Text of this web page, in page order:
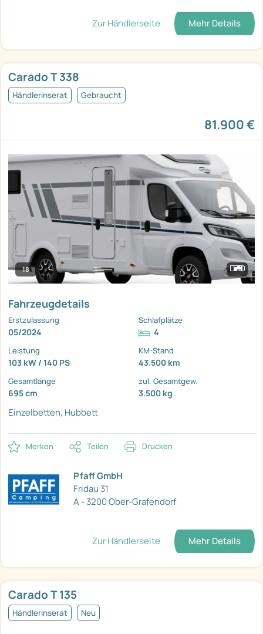
Zur Händlerseite Mehr Details
Carado T 338
Händlerinserat Gebraucht
81.900 €
18
Fahrzeugdetails
Erstzulassung
05/2024
Schlafplätze
4
Leistung
103 kW / 140 PS
KM-Stand
43.500 km
Gesamtlänge
695 cm
zul. Gesamtgew.
3.500 kg
Einzelbetten, Hubbett
Merken Teilen Drucken
Pfaff GmbH
Fridau 31
A - 3200 Ober-Grafendorf
Zur Händlerseite Mehr Details
Carado T 135
Händlerinserat Neu